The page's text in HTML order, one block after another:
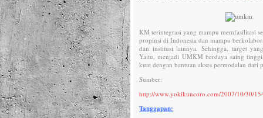
KM terintegrasi yang mampu memfasilitasi
propinsi di Indonesia dan mampu
dan institusi lainnya. Sehingga, target
Yaitu, menjadi UMKM berdaya saing
kuat dengan bantuan akses permodalan dari
Sumber:
http://www.yokikuncoro.com/2007/10/30/
Tanggapan: